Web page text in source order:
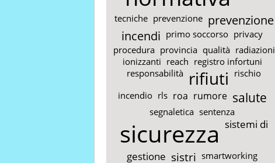
tecniche prevenzione prevenzione
incendi primo soccorso privacy
procedura provincia qualità radiazioni
ionizzanti reach registro infortuni
responsabilità rifiuti rischio
incendio rls roa rumore salute
segnaletica sentenza
sicurezza sistemi di
gestione sistri smartworking